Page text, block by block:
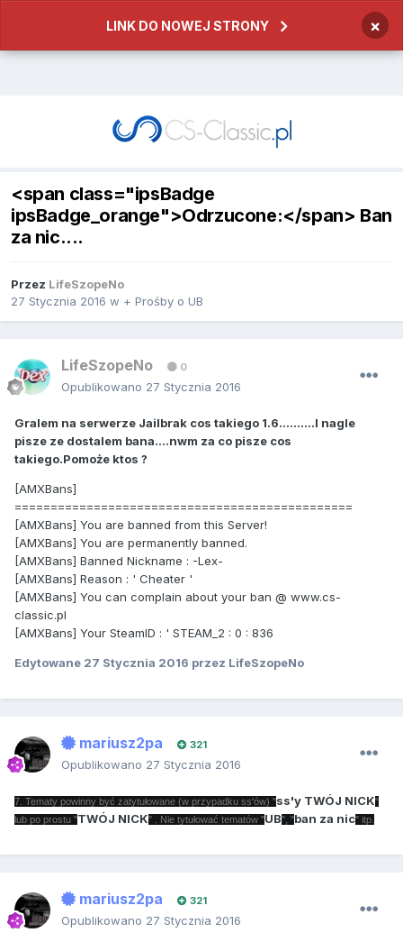
LINK DO NOWEJ STRONY ×
<span class="ipsBadge
ipsBadge_orange">Odrzucone:</span> Ban
za nic....
Przez LifeSzopeNo
27 Stycznia 2016 w + Prośby o UB
LifeSzopeNo 0
Opublikowano 27 Stycznia 2016
Gralem na serwerze Jailbrak cos takiego 1.6..........I nagle
pisze ze dostalem bana....nwm za co pisze cos
takiego.Pomoże ktos ?
[AMXBans]
===============================================
[AMXBans] You are banned from this Server!
[AMXBans] You are permanently banned.
[AMXBans] Banned Nickname : -Lex-
[AMXBans] Reason : ' Cheater '
[AMXBans] You can complain about your ban @ www.cs-
classic.pl
[AMXBans] Your SteamID : ' STEAM_2 : 0 : 836
Edytowane 27 Stycznia 2016 przez LifeSzopeNo
mariusz2pa 321
Opublikowano 27 Stycznia 2016
7. Tematy powinny być zatytułowane (w przypadku ss'ów) "ss'y TWÓJ NICK"
lub po prostu "TWÓJ NICK" . Nie tytułować tematów "UB", "ban za nic" itp.
mariusz2pa 321
Opublikowano 27 Stycznia 2016